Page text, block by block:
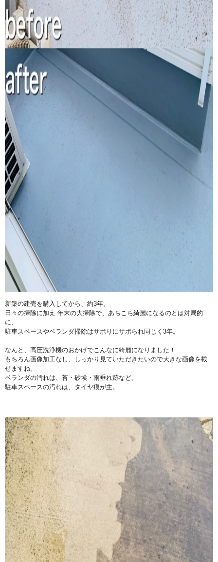
新築の建売を購入してから、約3年。
日々の掃除に加え 年末の大掃除で、 あちこち綺麗になるのとは対局的
に、
駐車スペースやベランダ掃除はサボりにサボられ同じく3年。
なんと、高圧洗浄機のおかげでこんなに綺麗になりました！
もちろん画像加工なし、
しっかり見ていただきたいので大きな画像を載
せますね。
ベランダの汚れは、苔・砂埃・雨垂れ跡など。
駐車スペースの汚れは、タイヤ痕が主。